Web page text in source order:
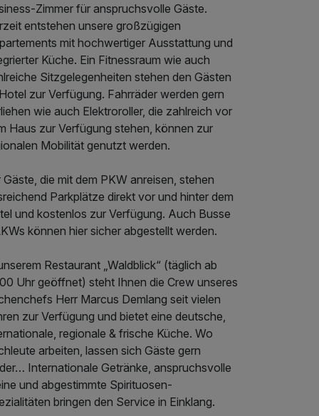
Zimmer für anspruchsvolle Gäste.
entstehen unsere großzügigen
mit hochwertiger Ausstattung und
Küche. Ein Fitnessraum wie auch
Sitzgelegenheiten stehen den Gästen
zur Verfügung. Fahrräder werden gern
wie auch Elektroroller, die zahlreich vor
Haus zur Verfügung stehen, können zur
Mobilität genutzt werden.
Gäste, die mit dem PKW anreisen, stehen
Parkplätze direkt vor und hinter dem
und kostenlos zur Verfügung. Auch Busse
können hier sicher abgestellt werden.
Restaurant „Waldblick“ (täglich ab
Uhr geöffnet) steht Ihnen die Crew unseres
Herr Marcus Demlang seit vielen
zur Verfügung und bietet eine deutsche,
regionale & frische Küche. Wo
arbeiten, lassen sich Gäste gern
Internationale Getränke, anspruchsvolle
und abgestimmte Spirituosen-
bringen den Service in Einklang.